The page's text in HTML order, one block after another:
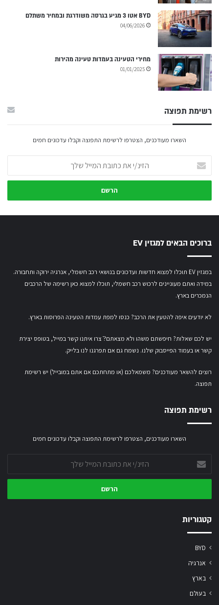
BYD אטו 3 מגיע בגרסה משודרגת ובמחיר משתלם
04/06/2026
מחירי הטעינה בעמדות טעינה מהירות
01/01/2025
רשימת תפוצה
השארו מעודכנים, הצטרפו לרשימת התפוצה וקבלו עדכונים חמים
את
כתובת
שלך
ברוכים הבאים למגזין EV
במגזין EV תוכלו למצוא חדשות ועדכונים בנושאי רכב חשמלי, אנרגיה ירוקה ותחבורה.
במידה ואתם מעוניינים לרכוש רכב חשמלי, תוכלו למצוא כאן רשימה של הרכבים
הנמכרים בארץ.
לא יודעים איפה להטעין את הרכב? כנסו למפת עמדות הטעינה הפרוסות בארץ.
יש לכם שאלות? חיפשתם משהו ולא מצאתם?ֿ צרו איתנו קשר במייל, בטופס יצירת
קשראובעמוד הפייסבוק שלנו. נשמח גם אם תפרגנו לנו בלייק.
רוצים להשאר מעודכנים? משמאלכם (או מתחתכם אם אתם במובייל) יש רשימת
תפוצה.
רשימת תפוצה
השארו מעודכנים, הצטרפו לרשימת התפוצה וקבלו עדכונים חמים
את
כתובת
שלך
קטגוריות
BYD
אנרגיה
בארץ
בעולם